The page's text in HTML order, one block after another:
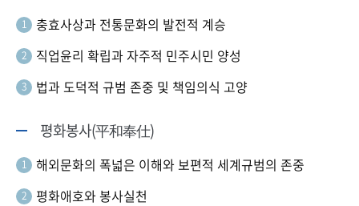
1 충효사상과 전통문화의 발전적 계승
2 직업윤리 확립과 자주적 민주시민 양성
3 법과 도덕적 규범 존중 및 책임의식 고양
평화봉사(平和奉仕)
1 해외문화의 폭넓은 이해와 보편적 세계규범의 존중
2 평화애호와 봉사실천